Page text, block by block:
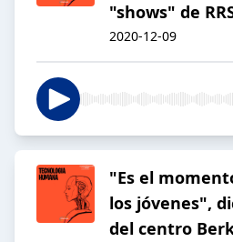
"shows" de
2020-12-09
"Es el
los jóvenes",
del centro